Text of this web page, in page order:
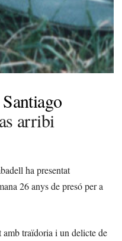
arribi
ha presentat
26 anys de presó per a
amb traïdoria i un delicte de